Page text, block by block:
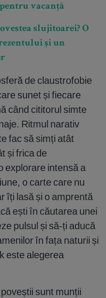
vacanță
slujitoarei? O
și un
de claustrofobie
sunet și fiecare
când cititorul simte
Ritmul narativ
fac să simți atât
și frica de
explorare intensă a
o carte care nu
îți lasă și o amprentă
ești în căutarea unei
pulsul și să-ți aducă
în fața naturii și
este alegerea
sunt munții